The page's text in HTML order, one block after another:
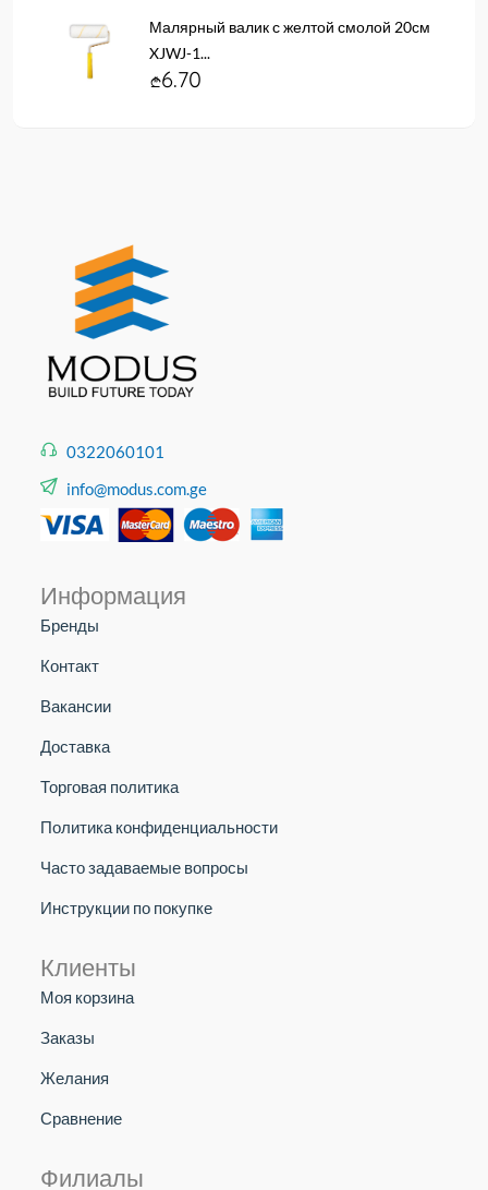
Малярный валик с желтой смолой 20см
XJWJ-1...
6.70
0322060101
info@modus.com.ge
Информация
Бренды
Контакт
Вакансии
Доставка
Торговая политика
Политика конфиденциальности
Часто задаваемые вопросы
Инструкции по покупке
Клиенты
Моя корзина
Заказы
Желания
Сравнение
Филиалы